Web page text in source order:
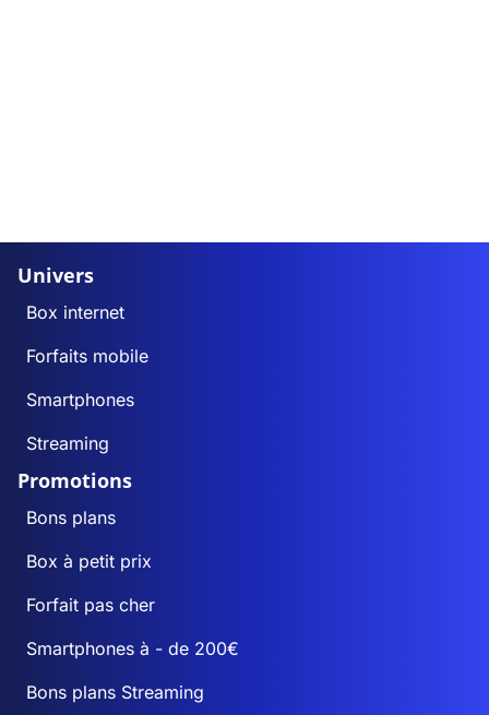
Univers
Box internet
Forfaits mobile
Smartphones
Streaming
Promotions
Bons plans
Box à petit prix
Forfait pas cher
Smartphones à - de 200€
Bons plans Streaming